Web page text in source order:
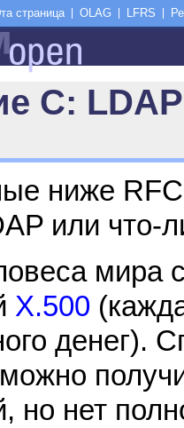
C:
ниже
или что-
мира
X.500
денег).
но нет
страница OLAG LFRS